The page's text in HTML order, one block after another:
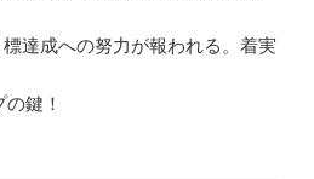
達成への努力が報われる。着実
鍵！